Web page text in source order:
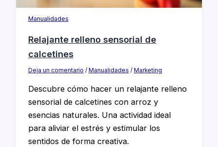
Manualidades
Relajante relleno sensorial de
calcetines
Deja un comentario / Manualidades / Marketing
Descubre cómo hacer un relajante relleno
sensorial de calcetines con arroz y
esencias naturales. Una actividad ideal
para aliviar el estrés y estimular los
sentidos de forma creativa.